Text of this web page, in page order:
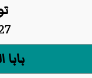
27
بابا